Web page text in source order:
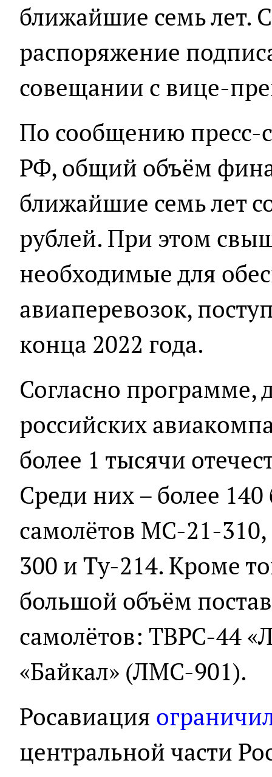
ближайшие семь лет.
распоряжение
совещании с вице-
По сообщению пресс-
РФ, общий объём
ближайшие семь лет
рублей. При этом
необходимые для
авиаперевозок,
конца 2022 года.
Согласно программе,
российских
более 1 тысячи
Среди них – более 140
самолётов МС-21-
300 и Ту-214. Кроме
большой объём
самолётов: ТВРС-44
«Байкал» (ЛМС-901).
Росавиация
центральной части